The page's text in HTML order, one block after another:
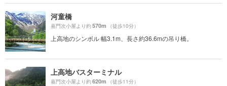
河童橋
嘉門次小屋より約570m （徒歩10分）
上高地のシンボル 幅3.1m、長さ約36.6mの吊り橋。
上高地バスターミナル
嘉門次小屋より約620m （徒歩11分）